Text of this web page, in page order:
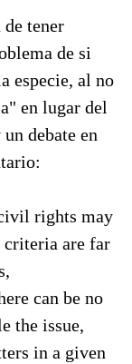
de tener
de si
especie, al no
en lugar del
debate en
rights may
are far
can be no
the issue,
in a given